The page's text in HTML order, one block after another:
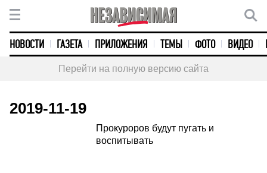
НОВОСТИ ГАЗЕТА ПРИЛОЖЕНИЯ ТЕМЫ ФОТО ВИДЕО
Перейти на полную версию сайта
2019-11-19
Прокуроров будут пугать и
воспитывать